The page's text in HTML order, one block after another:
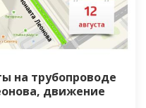
на трубопроводе
движение